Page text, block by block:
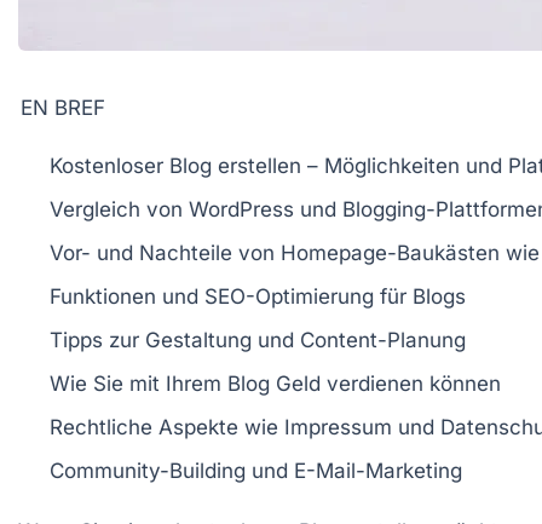
EN BREF
Kostenloser Blog erstellen – Möglichkeiten und
Vergleich von WordPress und Blogging-
Vor- und Nachteile von Homepage-Baukästen
Funktionen und SEO-Optimierung für Blogs
Tipps zur Gestaltung und Content-Planung
Wie Sie mit Ihrem Blog Geld verdienen können
Rechtliche Aspekte wie Impressum und
Community-Building und E-Mail-Marketing